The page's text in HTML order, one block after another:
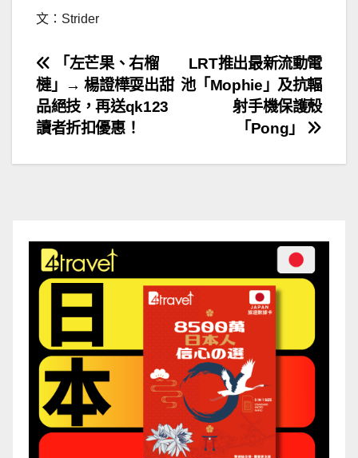
文：Strider
文
章
導
覽
LRT推出最新流動電
池「Mophie」及抗輻
射手機保護殼
「Pong」
「左芒果、右榴
槤」→ 楊證樺耍出甜
品絕技，再送qk123
讀者折扣優惠！